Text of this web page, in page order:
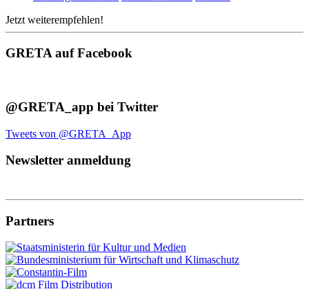
Jetzt weiterempfehlen!
GRETA auf Facebook
@GRETA_app bei Twitter
Tweets von @GRETA_App
Newsletter anmeldung
Partners